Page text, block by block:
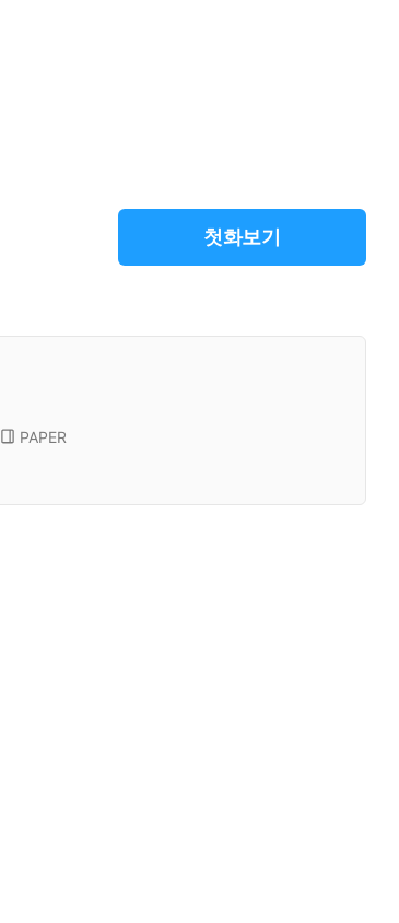
첫화보기
PAPER